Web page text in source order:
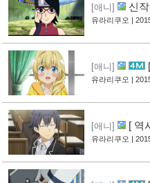
[애니]
신
(BORUTO)
유라리쿠오 |
[애니]
공개 [32]
유라리쿠오 |
[애니]
[ 역
속 ] 3화 선
유라리쿠오 |